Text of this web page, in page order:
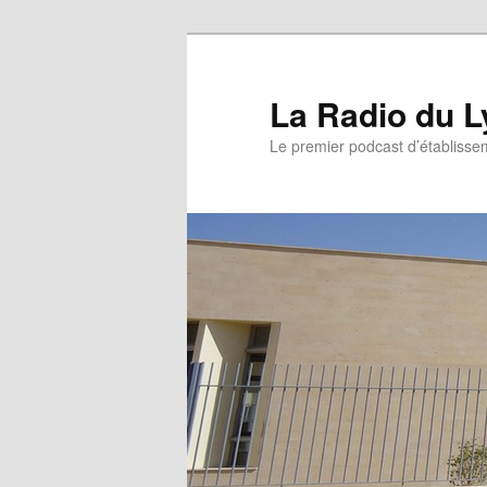
La Radio du
Le premier podcast